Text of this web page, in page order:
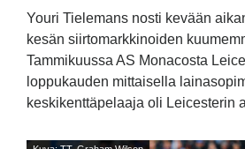
Youri Tielemans nosti kevään
kesän siirtomarkkinoiden
Tammikuussa AS Monacosta
loppukauden mittaisella
keskikenttäpelaaja oli Leicesterin